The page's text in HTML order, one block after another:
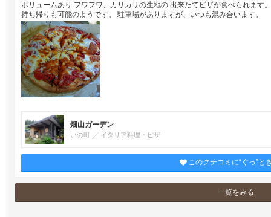
ボリュームあり フワフワ、カリカリの生地の 出来たてピザが食べられます
持ち帰りも可能のようです。 駐車場がありますが、いつも混み合います。
畑山ガーデン
いの町 イタリア料理・ピザ
このクチコミに“ぐっ”と
一覧をみる